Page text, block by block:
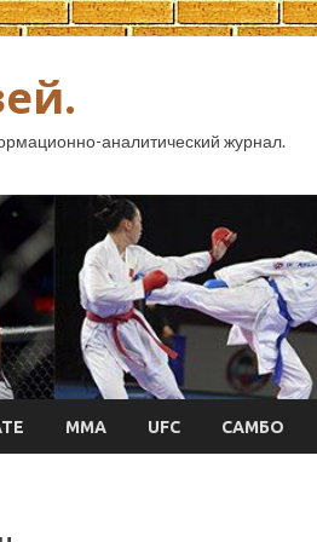
аналитический журнал.
ММА UFC САМБО